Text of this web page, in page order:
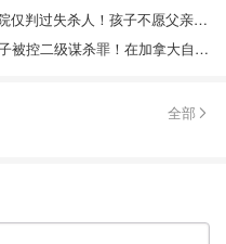
略省是人口贩运率最高的
的合作，周三发布了统计
控，并起诉了28人。调
47岁不等。
华裔护士被丈夫性侵致死，法院仅判过失杀人！孩子不愿父亲释放，家是“恐怖屋”！
安省22岁男子枪杀入室盗窃分子被控二级谋杀罪！在加拿大自我防卫界限到底在哪？
全部